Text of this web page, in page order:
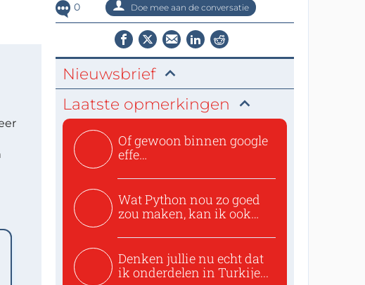
0 Doe mee aan de conversatie
Nieuwsbrief
Laatste opmerkingen
Of gewoon binnen google
effe
Wat Python nou zo goed
zou maken, kan ik ook
Denken jullie nu echt dat
ik onderdelen in Turkije...